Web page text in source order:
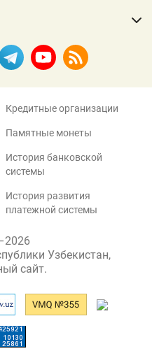
Кредитные организации
Памятные монеты
История банковской
системы
История развития
платежной системы
Узбекистан,
сайт.